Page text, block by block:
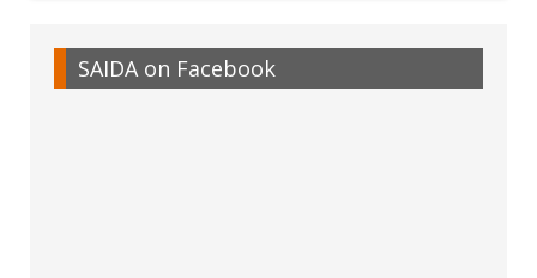
SAIDA on Facebook